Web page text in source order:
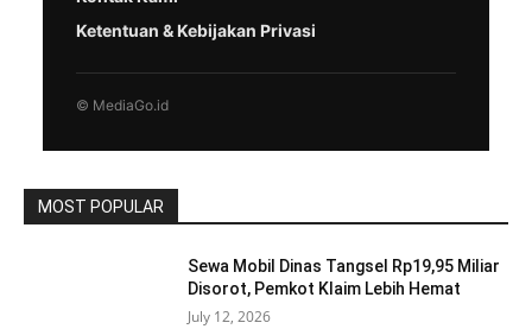
Ketentuan & Kebijakan Privasi
© MediaGo.id
MOST POPULAR
Sewa Mobil Dinas Tangsel Rp19,95 Miliar
Disorot, Pemkot Klaim Lebih Hemat
July 12, 2026